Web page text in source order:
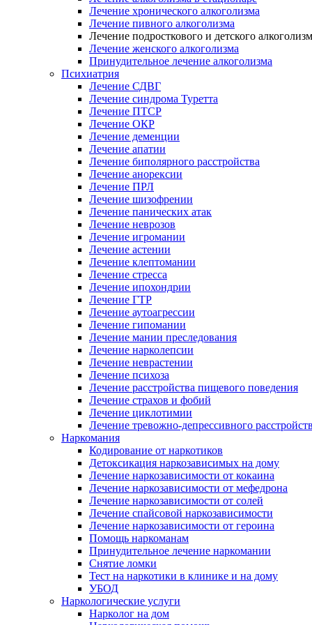
Лечение хронического алкоголизма
Лечение пивного алкоголизма
Лечение подросткового и детского
Лечение женского алкоголизма
Принудительное лечение алкоголизма
Психиатрия
Лечение СДВГ
Лечение синдрома Туретта
Лечение ПТСР
Лечение ОКР
Лечение деменции
Лечение апатии
Лечение биполярного расстройства
Лечение анорексии
Лечение ПРЛ
Лечение шизофрении
Лечение панических атак
Лечение неврозов
Лечение игромании
Лечение астении
Лечение клептомании
Лечение стресса
Лечение ипохондрии
Лечение ГТР
Лечение аутоагрессии
Лечение гипомании
Лечение мании преследования
Лечение нарколепсии
Лечение неврастении
Лечение психоза
Лечение расстройства пищевого поведения
Лечение страхов и фобий
Лечение циклотимии
Лечение тревожно-депрессивного
Наркомания
Кодирование от наркотиков
Детоксикация наркозависимых на дому
Лечение наркозависимости от кокаина
Лечение наркозависимости от мефедрона
Лечение наркозависимости от солей
Лечение спайсовой наркозависимости
Лечение наркозависимости от героина
Помощь наркоманам
Принудительное лечение наркомании
Снятие ломки
Тест на наркотики в клинике и на дому
УБОД
Наркологические услуги
Нарколог на дом